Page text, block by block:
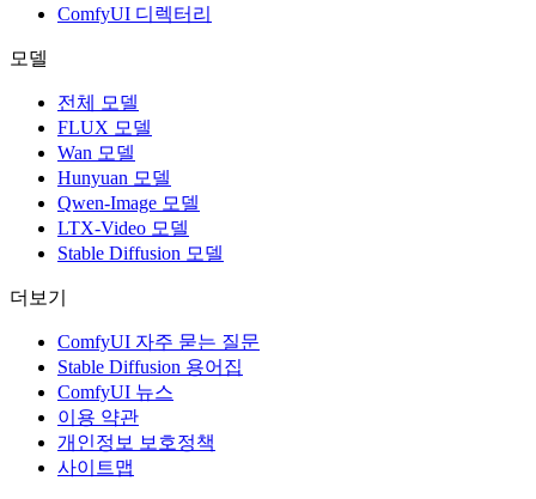
ComfyUI 디렉터리
모델
전체 모델
FLUX 모델
Wan 모델
Hunyuan 모델
Qwen-Image 모델
LTX-Video 모델
Stable Diffusion 모델
더보기
ComfyUI 자주 묻는 질문
Stable Diffusion 용어집
ComfyUI 뉴스
이용 약관
개인정보 보호정책
사이트맵